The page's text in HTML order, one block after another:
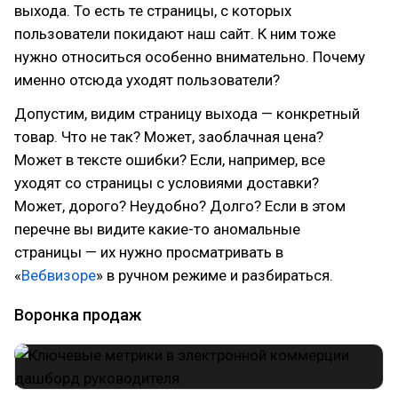
выхода. То есть те страницы, с которых
пользователи покидают наш сайт. К ним тоже
нужно относиться особенно внимательно. Почему
именно отсюда уходят пользователи?
Допустим, видим страницу выхода — конкретный
товар. Что не так? Может, заоблачная цена?
Может в тексте ошибки? Если, например, все
уходят со страницы с условиями доставки?
Может, дорого? Неудобно? Долго? Если в этом
перечне вы видите какие-то аномальные
страницы — их нужно просматривать в
«Вебвизоре» в ручном режиме и разбираться.
Воронка продаж